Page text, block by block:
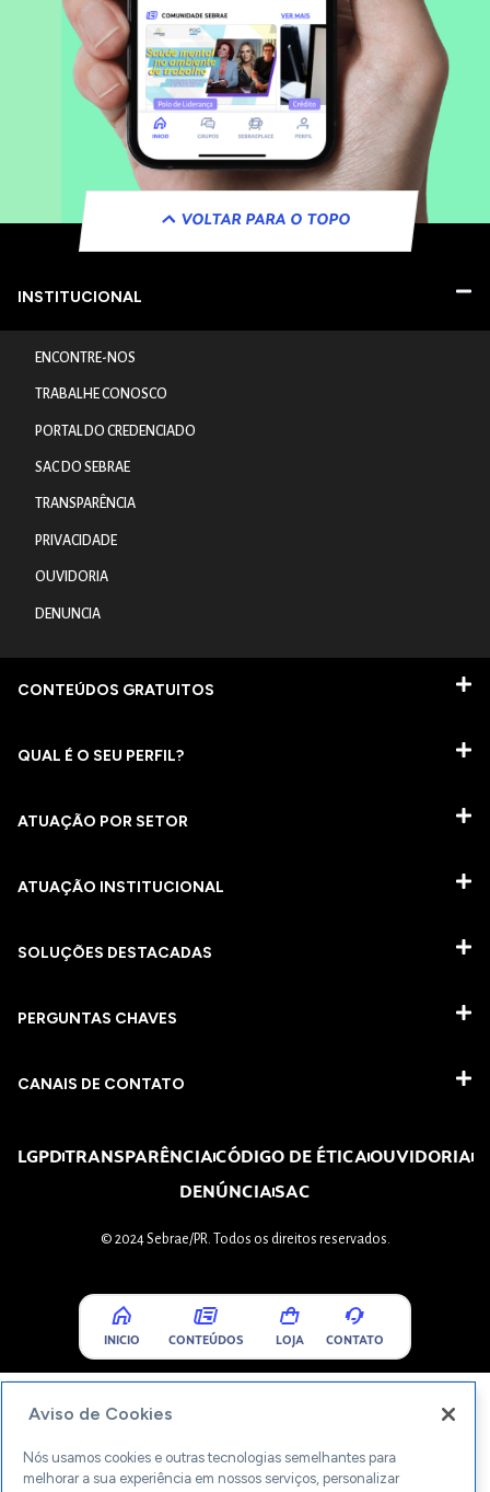
VOLTAR PARA O TOPO
INSTITUCIONAL
ENCONTRE-NOS
TRABALHE CONOSCO
PORTAL DO CREDENCIADO
SAC DO SEBRAE
TRANSPARÊNCIA
PRIVACIDADE
OUVIDORIA
DENUNCIA
CONTEÚDOS GRATUITOS
QUAL É O SEU PERFIL?
ATUAÇÃO POR SETOR
ATUAÇÃO INSTITUCIONAL
SOLUÇÕES DESTACADAS
PERGUNTAS CHAVES​
CANAIS DE CONTATO
LGPDTRANSPARÊNCIACÓDIGO DE ÉTICAOUVIDORIA
DENÚNCIASAC
© 2024 Sebrae/PR. Todos os direitos reservados.
INICIO CONTEÚDOS LOJA CONTATO
Aviso de Cookies
Nós usamos cookies e outras tecnologias semelhantes para
melhorar a sua experiência em nossos serviços, personalizar